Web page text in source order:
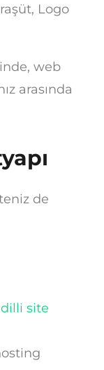
Logo
web
arasında
de
site